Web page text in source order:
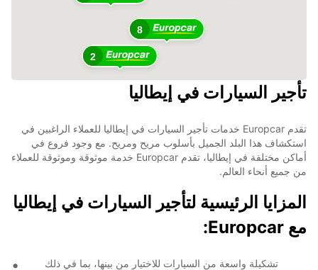
8
2
تأجير السيارات في إيطاليا
تقدم Europcar خدمات تأجير السيارات في إيطاليا للعملاء الراغبين في
استكشاف هذا البلد الجميل بأسلوب مريح ومريح. مع وجود فروع في
أماكن مختلفة في إيطاليا، تقدم Europcar خدمة موثوقة وموثوقة للعملاء
من جميع أنحاء العالم.
المزايا الرئيسية لتأجير السيارات في إيطاليا
مع Europcar:
تشكيلة واسعة من السيارات للاختيار من بينها، بما في ذلك